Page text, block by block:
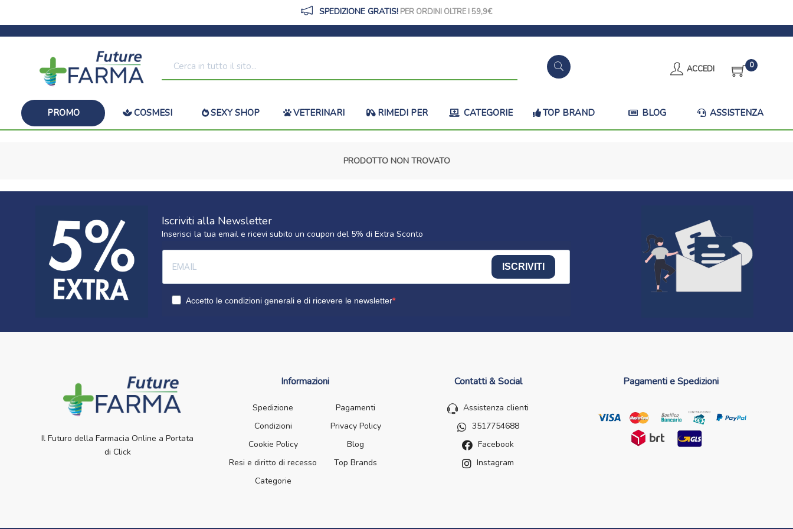
SPEDIZIONE GRATIS! PER ORDINI OLTRE I 59,9
ACCEDI 0
PROMO COSMESI SEXY SHOP VETERINARI RIMEDI PER CATEGORIE TOP BRAND BLOG ASSISTENZA
PRODOTTO NON TROVATO
Iscriviti alla Newsletter
Inserisci la tua email e ricevi subito un coupon del 5% di Extra Sconto
ISCRIVITI
Accetto le condizioni generali e di ricevere le newsletter
Il Futuro della Farmacia Online a Portata
di Click
Informazioni
Spedizione
Pagamenti
Condizioni
Privacy Policy
Cookie Policy
Blog
Resi e diritto di recesso
Top Brands
Categorie
Contatti & Social
Assistenza clienti
3517754688
Facebook
Instagram
Pagamenti e Spedizioni